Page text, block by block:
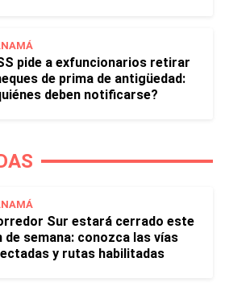
pide a exfuncionarios retirar
de prima de antigüedad:
deben notificarse?
Sur estará cerrado este
de semana: conozca las vías
y rutas habilitadas